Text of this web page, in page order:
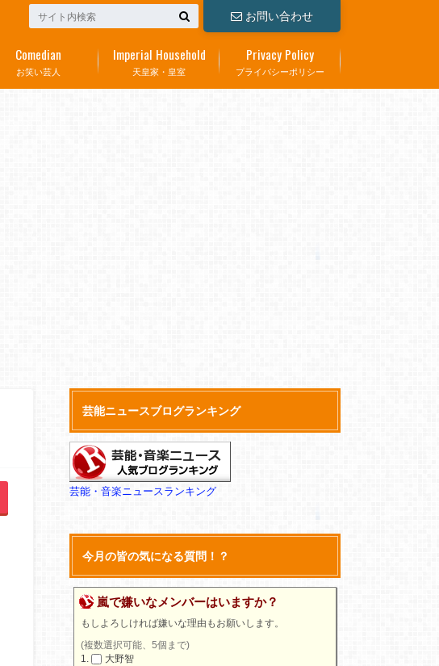
お問い合わせ
お笑い芸人
Comedian
天皇家・皇室
Imperial Household
プライバシーポリシー
Privacy Policy
芸能ニュースブログランキング
芸能・音楽ニュースランキング
今月の皆の気になる質問！？
嵐で嫌いなメンバーはいますか？
もしよろしければ嫌いな理由もお願いします。
(複数選択可能、5個まで)
大野智